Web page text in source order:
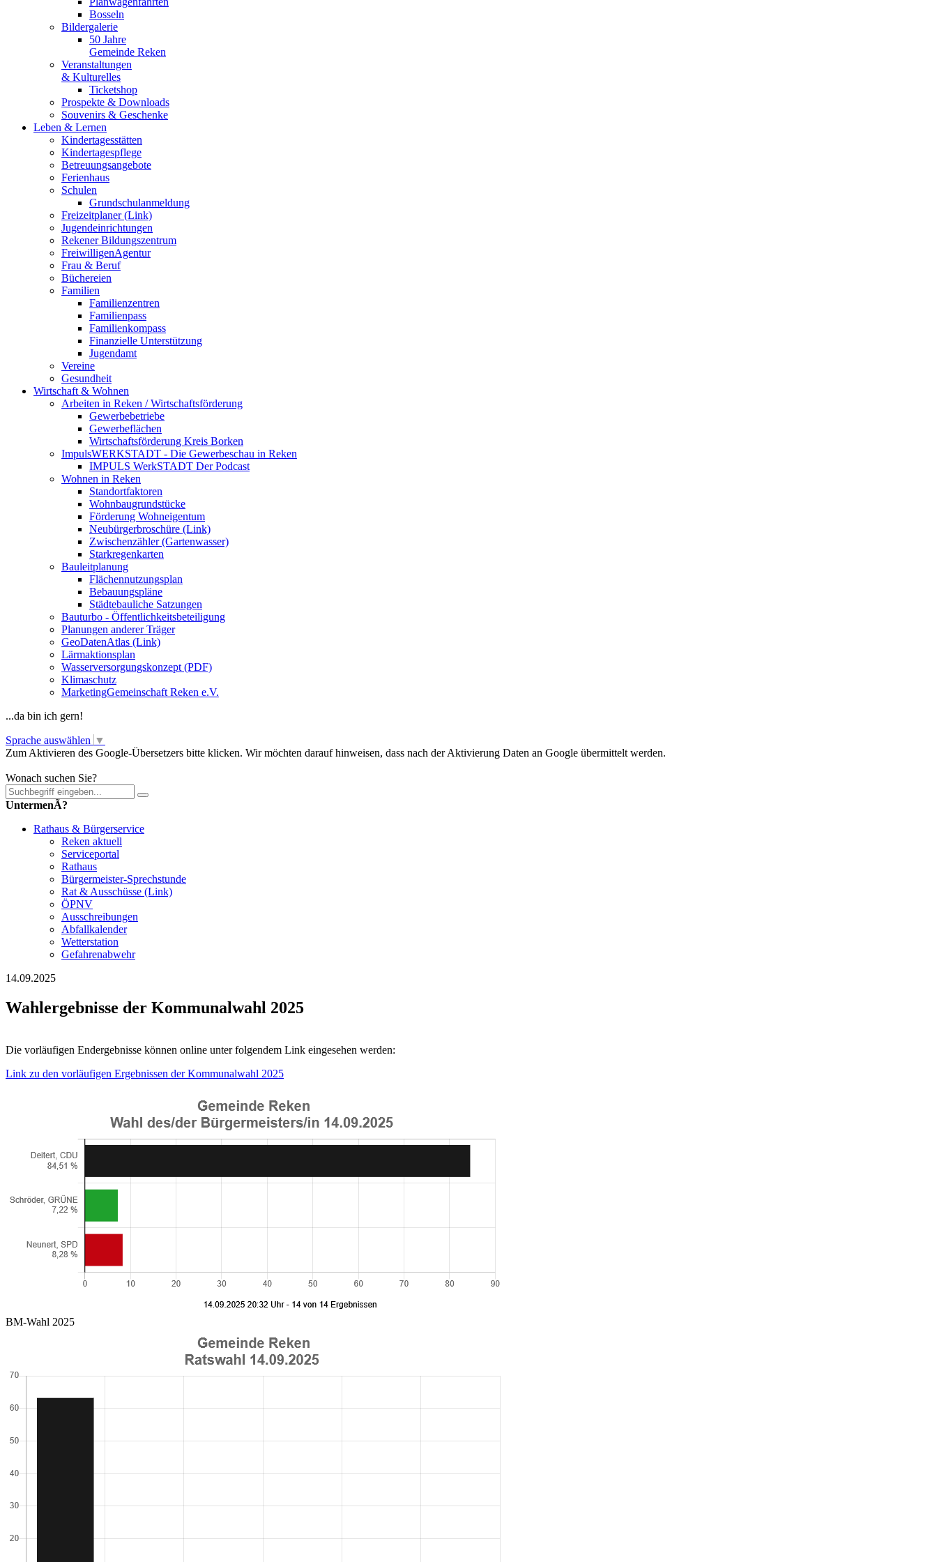
Bosseln
Bildergalerie
50 Jahre
Gemeinde Reken
Veranstaltungen
& Kulturelles
Ticketshop
Prospekte & Downloads
Souvenirs & Geschenke
Leben & Lernen
Kindertagesstätten
Kindertagespflege
Betreuungsangebote
Ferienhaus
Schulen
Grundschulanmeldung
Freizeitplaner (Link)
Jugendeinrichtungen
Rekener Bildungszentrum
FreiwilligenAgentur
Frau & Beruf
Büchereien
Familien
Familienzentren
Familienpass
Familienkompass
Finanzielle Unterstützung
Jugendamt
Vereine
Gesundheit
Wirtschaft & Wohnen
Arbeiten in Reken / Wirtschaftsförderung
Gewerbebetriebe
Gewerbeflächen
Wirtschaftsförderung Kreis Borken
ImpulsWERKSTADT - Die Gewerbeschau in Reken
IMPULS WerkSTADT Der Podcast
Wohnen in Reken
Standortfaktoren
Wohnbaugrundstücke
Förderung Wohneigentum
Neubürgerbroschüre (Link)
Zwischenzähler (Gartenwasser)
Starkregenkarten
Bauleitplanung
Flächennutzungsplan
Bebauungspläne
Städtebauliche Satzungen
Bauturbo - Öffentlichkeitsbeteiligung
Planungen anderer Träger
GeoDatenAtlas (Link)
Lärmaktionsplan
Wasserversorgungskonzept (PDF)
Klimaschutz
MarketingGemeinschaft Reken e.V.
...da bin ich gern!
Sprache auswählen ▼
Zum Aktivieren des Google-Übersetzers bitte klicken. Wir möchten darauf hinweisen, dass nach der Aktivierung Daten an Google übermittelt werden.
Wonach suchen Sie?
UntermenÃ?
Rathaus & Bürgerservice
Reken aktuell
Serviceportal
Rathaus
Bürgermeister-Sprechstunde
Rat & Ausschüsse (Link)
ÖPNV
Ausschreibungen
Abfallkalender
Wetterstation
Gefahrenabwehr
14.09.2025
Wahlergebnisse der Kommunalwahl 2025
Die vorläufigen Endergebnisse können online unter folgendem Link eingesehen werden:
Link zu den vorläufigen Ergebnissen der Kommunalwahl 2025
BM-Wahl 2025